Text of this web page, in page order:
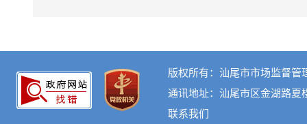
版权所有：汕尾市市场监督管
通讯地址：汕尾市区金湖路夏
联系我们